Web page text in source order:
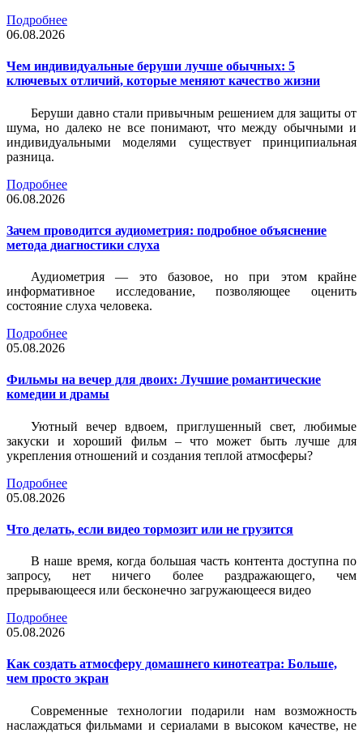
Подробнее
06.08.2026
Чем индивидуальные беруши лучше обычных: 5
ключевых отличий, которые меняют качество жизни
Беруши давно стали привычным решением для защиты от
шума, но далеко не все понимают, что между обычными и
индивидуальными моделями существует принципиальная
разница.
Подробнее
06.08.2026
Зачем проводится аудиометрия: подробное объяснение
метода диагностики слуха
Аудиометрия — это базовое, но при этом крайне
информативное исследование, позволяющее оценить
состояние слуха человека.
Подробнее
05.08.2026
Фильмы на вечер для двоих: Лучшие романтические
комедии и драмы
Уютный вечер вдвоем, приглушенный свет, любимые
закуски и хороший фильм – что может быть лучше для
укрепления отношений и создания теплой атмосферы?
Подробнее
05.08.2026
Что делать, если видео тормозит или не грузится
В наше время, когда большая часть контента доступна по
запросу, нет ничего более раздражающего, чем
прерывающееся или бесконечно загружающееся видео
Подробнее
05.08.2026
Как создать атмосферу домашнего кинотеатра: Больше,
чем просто экран
Современные технологии подарили нам возможность
наслаждаться фильмами и сериалами в высоком качестве, не